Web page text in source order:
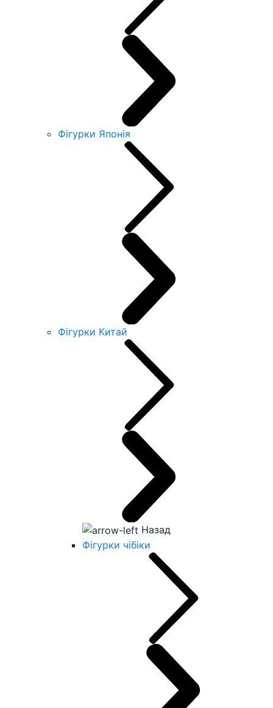
Фігурки Японія
Фігурки Китай
Назад
Фігурки чібіки